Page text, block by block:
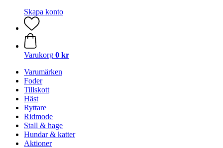
Skapa konto
Varukorg 0 kr
Varumärken
Foder
Tillskott
Häst
Ryttare
Ridmode
Stall & hage
Hundar & katter
Aktioner